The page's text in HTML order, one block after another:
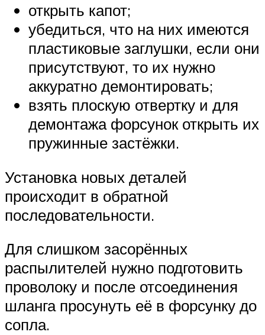
открыть капот;
убедиться, что на них имеются
пластиковые заглушки, если они
присутствуют, то их нужно
аккуратно демонтировать;
взять плоскую отвертку и для
демонтажа форсунок открыть их
пружинные застёжки.
Установка новых деталей
происходит в обратной
последовательности.
Для слишком засорённых
распылителей нужно подготовить
проволоку и после отсоединения
шланга просунуть её в форсунку до
сопла.